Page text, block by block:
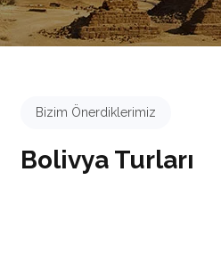
Bizim Önerdiklerimiz
Bolivya Turları